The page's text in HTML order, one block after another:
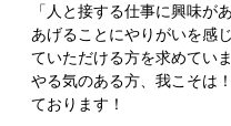
「人と接する仕事に興味が
あげることにやりがいを感
ていただける方を求めていま
やる気のある方、我こそは
ております！